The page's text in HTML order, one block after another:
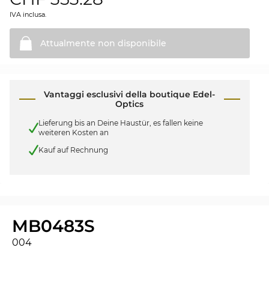
IVA inclusa.
Attualmente non disponibile
Vantaggi esclusivi della boutique Edel-
Optics
Lieferung bis an Deine Haustür, es fallen keine
weiteren Kosten an
Kauf auf Rechnung
MB0483S
004